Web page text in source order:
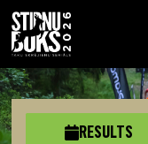
RESULTS